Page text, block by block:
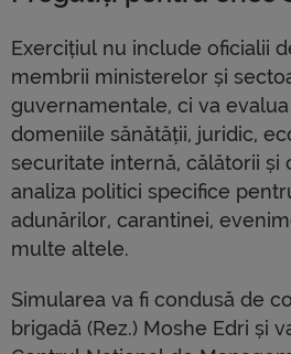
Exercițiul nu include oficialii
membrii ministerelor și
guvernamentale, ci va
domeniile sănătății, juridic,
securitate internă, călătorii și
analiza politici specifice
adunărilor, carantinei,
multe altele.
Simularea va fi condusă de
brigadă (Rez.) Moshe Edri și